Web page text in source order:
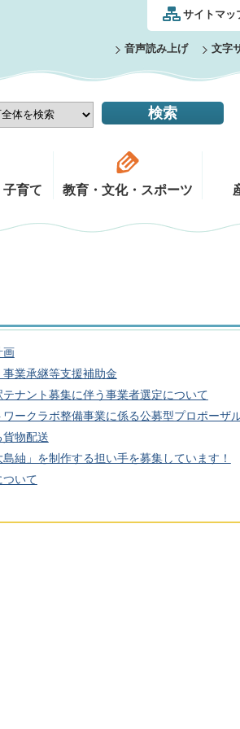
サイトマッ
音声読み上げ 文字
育て 教育・文化・スポーツ
画
業承継等支援補助金
ナント募集に伴う事業者選定について
ークラボ整備事業に係る公募型プロポーザ
貨物配送
紬」を制作する担い手を募集しています！
ついて